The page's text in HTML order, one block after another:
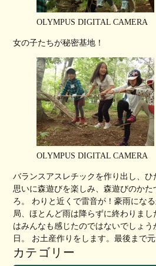
OLYMPUS DIGITAL CAMERA
女の子たちが秘密基地！
OLYMPUS DIGITAL CAMERA
バランスアスレチックを作り出し、
思いに森遊びを楽しみ、森遊びのかた
ろ。 わりと近くで雷音が！豪雨にな
局、ほとんど雨は降らずに終わりまし
はみんなも感じたのではないでしょ
日。 お土産作りをします。最後ま
カテゴリー